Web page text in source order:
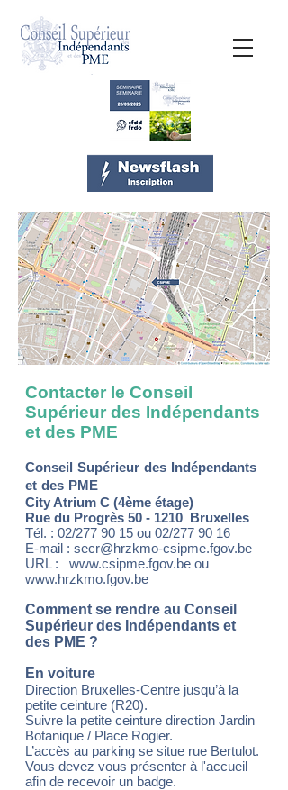
Contacter le Conseil
Supérieur des Indépendants
et des PME
Conseil Supérieur des Indépendants
et des PME
City Atrium C (4ème étage)
Rue du Progrès 50 - 1210 Bruxelles
Tél. : 02/277 90 15 ou 02/277 90 16
E-mail : secr@hrzkmo-csipme.fgov.be
URL : www.csipme.fgov.be ou
www.hrzkmo.fgov.be
Comment se rendre au Conseil
Supérieur des Indépendants et
des PME ?
En voiture
Direction Bruxelles-Centre jusqu’à la
petite ceinture (R20).
Suivre la petite ceinture direction Jardin
Botanique / Place Rogier.
L’accès au parking se situe rue Bertulot.
Vous devez vous présenter à l'accueil
afin de recevoir un badge.